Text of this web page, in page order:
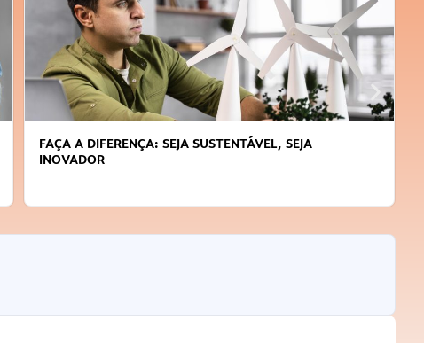
APRENDA A GERENCIAR O SEU TEMPO